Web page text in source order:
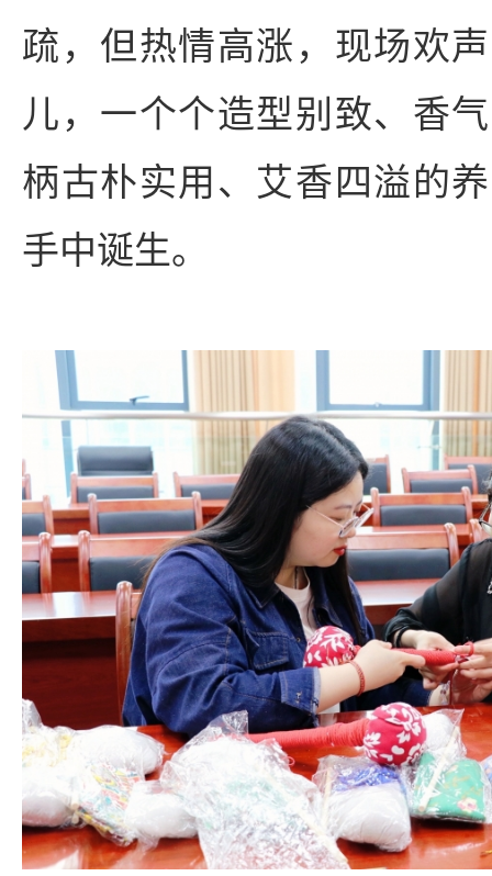
疏，但热情高涨，现场欢
儿，一个个造型别致、香
柄古朴实用、艾香四溢的
手中诞生。